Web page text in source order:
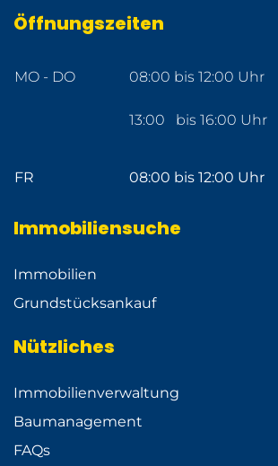
Öffnungszeiten
MO - DO 08:00 bis 12:00 Uhr
13:00 bis 16:00 Uhr
FR 08:00 bis 12:00 Uhr
Immobiliensuche
Immobilien
Grundstücksankauf
Nützliches
Immobilienverwaltung
Baumanagement
FAQs